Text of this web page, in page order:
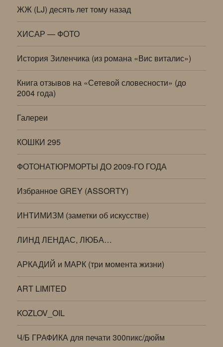
ЖЖ (LJ) десять лет тому назад
ХИСАР — ФОТО
История Зиленчика (из романа «Вис виталис»)
Книга отзывов на «Сетевой словесности» (до
2004 года)
Галереи
КОШКИ 295
ФОТОНАТЮРМОРТЫ ДО 2009-ГО ГОДА
Избранное GREY (ASSORTY)
ИНТИМИЗМ (заметки об искусстве)
ЛИНД ЛЕНДАС, ЛЮБА…
АРКАДИЙ и МАРК (три момента жизни)
ART LIMITED
KOZLOV_OIL
Ч/Б ГРАФИКА для печати 300пикс/дюйм